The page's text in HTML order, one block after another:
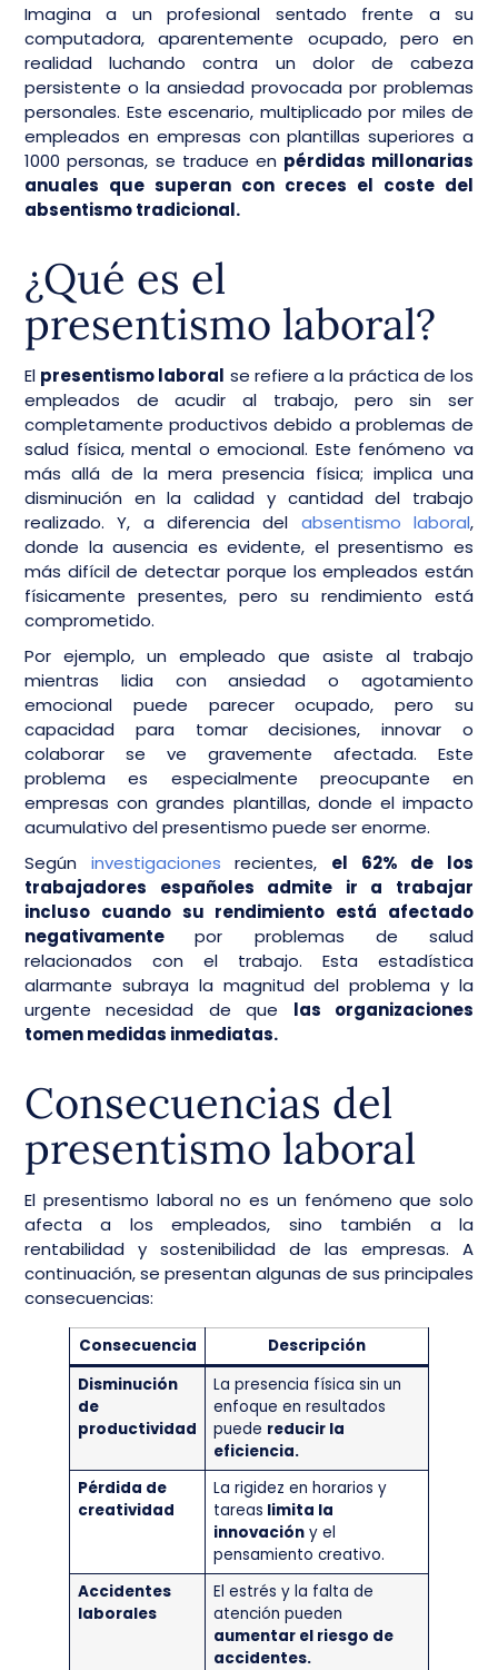
Imagina a un profesional sentado frente a su
computadora, aparentemente ocupado, pero en
realidad luchando contra un dolor de cabeza
persistente o la ansiedad provocada por problemas
personales. Este escenario, multiplicado por miles de
empleados en empresas con plantillas superiores a
1000 personas, se traduce en pérdidas millonarias
anuales que superan con creces el coste del
absentismo tradicional.
¿Qué es el
presentismo laboral?
El presentismo laboral se refiere a la práctica de los
empleados de acudir al trabajo, pero sin ser
completamente productivos debido a problemas de
salud física, mental o emocional. Este fenómeno va
más allá de la mera presencia física; implica una
disminución en la calidad y cantidad del trabajo
realizado. Y, a diferencia del absentismo laboral,
donde la ausencia es evidente, el presentismo es
más difícil de detectar porque los empleados están
físicamente presentes, pero su rendimiento está
comprometido.
Por ejemplo, un empleado que asiste al trabajo
mientras lidia con ansiedad o agotamiento
emocional puede parecer ocupado, pero su
capacidad para tomar decisiones, innovar o
colaborar se ve gravemente afectada. Este
problema es especialmente preocupante en
empresas con grandes plantillas, donde el impacto
acumulativo del presentismo puede ser enorme.
Según investigacionesrecientes, el 62% de los
trabajadores españoles admite ir a trabajar
incluso cuando su rendimiento está afectado
negativamentepor problemas de salud
relacionados con el trabajo. Esta estadística
alarmante subraya la magnitud del problema y la
urgente necesidad de que las organizaciones
tomen medidas inmediatas.
Consecuencias del
presentismo laboral
El presentismo laboral no es un fenómeno que solo
afecta a los empleados, sino también a la
rentabilidad y sostenibilidad de las empresas. A
continuación, se presentan algunas de sus principales
consecuencias:
Consecuencia
Descripción
Disminución
de
productividad
La presencia física sin un
enfoque en resultados
puede reducir la
eficiencia.
Pérdida de
creatividad
La rigidez en horarios y
tareas limita la
innovacióny el
pensamiento creativo.
Accidentes
laborales
El estrés y la falta de
atención pueden
aumentar el riesgo de
accidentes.